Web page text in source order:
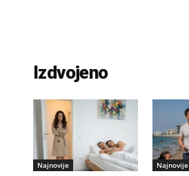
Izdvojeno
Najnovije Najnovije